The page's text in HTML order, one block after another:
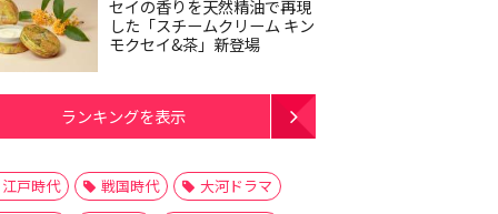
セイの香りを天然精油で再現
した「スチームクリーム キン
モクセイ&茶」新登場
ランキングを表示
江戸時代 戦国時代
大河ドラマ